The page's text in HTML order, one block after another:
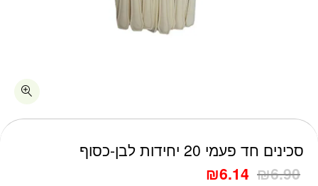
סכינים חד פעמי 20 יחידות לבן-כסוף
₪6.90
₪6.14
כמות סכינים חד פעמי 20 יחידות לבן-כסוף